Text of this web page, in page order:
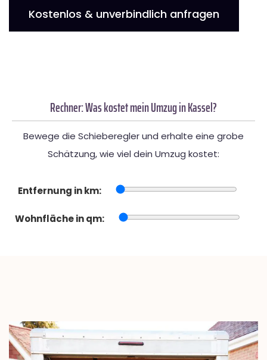
Kostenlos & unverbindlich anfragen
Rechner: Was kostet mein Umzug in Kassel?
Bewege die Schieberegler und erhalte eine grobe
Schätzung, wie viel dein Umzug kostet:
Entfernung in km:
Wohnfläche in qm: